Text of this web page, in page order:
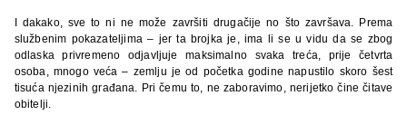
I dakako, sve to ni ne može završiti drugačije no što završava. Prema
službenim pokazateljima – jer ta brojka je, ima li se u vidu da se zbog
odlaska privremeno odjavljuje maksimalno svaka treća, prije četvrta
osoba, mnogo veća – zemlju je od početka godine napustilo skoro šest
tisuća njezinih građana. Pri čemu to, ne zaboravimo, nerijetko čine čitave
obitelji.